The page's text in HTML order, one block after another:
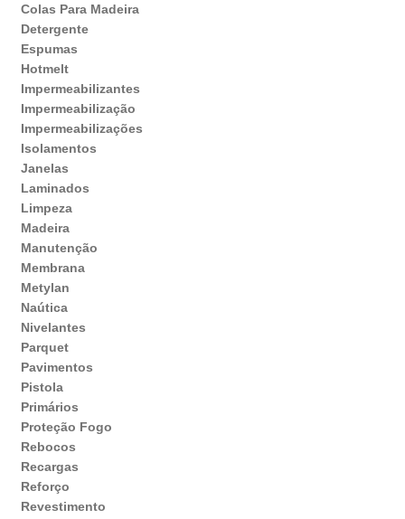
Colas Para Madeira
Detergente
Espumas
Hotmelt
Impermeabilizantes
Impermeabilização
Impermeabilizações
Isolamentos
Janelas
Laminados
Limpeza
Madeira
Manutenção
Membrana
Metylan
Naútica
Nivelantes
Parquet
Pavimentos
Pistola
Primários
Proteção Fogo
Rebocos
Recargas
Reforço
Revestimento